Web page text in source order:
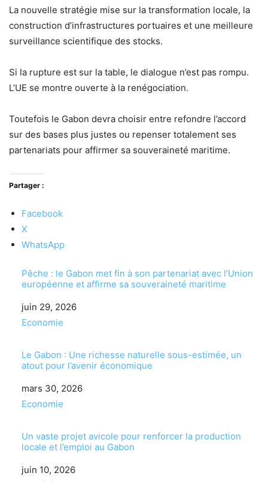
La nouvelle stratégie mise sur la transformation locale, la
construction d’infrastructures portuaires et une meilleure
surveillance scientifique des stocks.
Si la rupture est sur la table, le dialogue n’est pas rompu.
L’UE se montre ouverte à la renégociation.
Toutefois le Gabon devra choisir entre refondre l’accord
sur des bases plus justes ou repenser totalement ses
partenariats pour affirmer sa souveraineté maritime.
Partager :
Facebook
X
WhatsApp
Pêche : le Gabon met fin à son partenariat avec l’Union
européenne et affirme sa souveraineté maritime
Date
juin 29, 2026
Par rapport à
Economie
Le Gabon : Une richesse naturelle sous-estimée, un
atout pour l’avenir économique
Date
mars 30, 2026
Par rapport à
Economie
Un vaste projet avicole pour renforcer la production
locale et l’emploi au Gabon
Date
juin 10, 2026